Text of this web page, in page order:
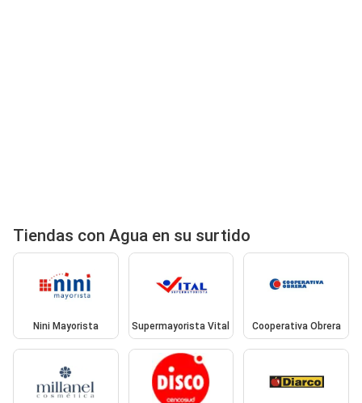
Tiendas con Agua en su surtido
Nini Mayorista Supermayorista Vital Cooperativa Obrera